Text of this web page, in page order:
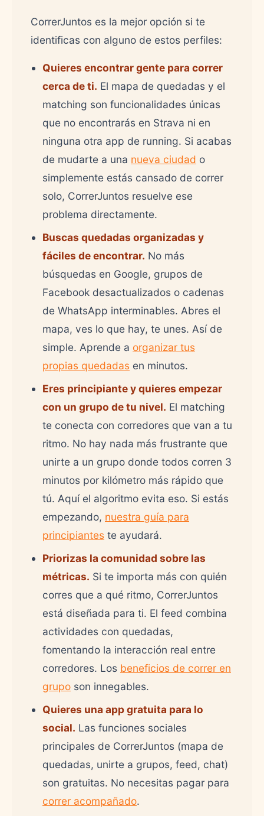
CorrerJuntos es la mejor opción si te
identificas con alguno de estos perfiles:
Quieres encontrar gente para correr
cerca de ti. El mapa de quedadas y el
matching son funcionalidades únicas
que no encontrarás en Strava ni en
ninguna otra app de running. Si acabas
de mudarte a una nueva ciudad o
simplemente estás cansado de correr
solo, CorrerJuntos resuelve ese
problema directamente.
Buscas quedadas organizadas y
fáciles de encontrar. No más
búsquedas en Google, grupos de
Facebook desactualizados o cadenas
de WhatsApp interminables. Abres el
mapa, ves lo que hay, te unes. Así de
simple. Aprende a organizar tus
propias quedadas en minutos.
Eres principiante y quieres empezar
con un grupo de tu nivel. El matching
te conecta con corredores que van a tu
ritmo. No hay nada más frustrante que
unirte a un grupo donde todos corren 3
minutos por kilómetro más rápido que
tú. Aquí el algoritmo evita eso. Si estás
empezando, nuestra guía para
principiantes te ayudará.
Priorizas la comunidad sobre las
métricas. Si te importa más con quién
corres que a qué ritmo, CorrerJuntos
está diseñada para ti. El feed combina
actividades con quedadas,
fomentando la interacción real entre
corredores. Los beneficios de correr en
grupo son innegables.
Quieres una app gratuita para lo
social. Las funciones sociales
principales de CorrerJuntos (mapa de
quedadas, unirte a grupos, feed, chat)
son gratuitas. No necesitas pagar para
correr acompañado.